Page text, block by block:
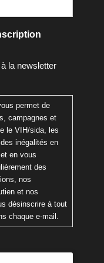
la newsletter
permet de
campagnes et
le VIH/sida, les
inégalités en
en vous
des
nos
et nos
désinscrire à tout
chaque e-mail.